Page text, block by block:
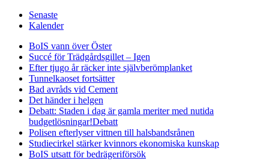
Senaste
Kalender
BoIS vann över Öster
Succé för Trädgårdsgillet – Igen
Efter tjugo år räcker inte självberömplanket
Tunnelkaoset fortsätter
Bad avråds vid Cement
Det händer i helgen
Debatt: Staden i dag är gamla meriter med nutida
budgetlösningar!Debatt
Polisen efterlyser vittnen till halsbandsrånen
Studiecirkel stärker kvinnors ekonomiska kunskap
BoIS utsatt för bedrägeriförsök